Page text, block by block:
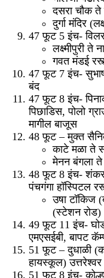
दसरा चौक ते
दुर्गा मंदिर
47 फूट 5 इंच-
लक्ष्मीपुरी ते
गवत मंडई
47 फूट 7 इंच- सुभाष
बंद
47 फूट 8 इंच-
पिछाडिस, पोलो
मागील बाजूस
48 फूट – मुक्त सैनिक
काटे मळा ते
मेनन बंगला
48 फूट 8 इंच-
पंचगंगा हॉस्पिटल
उषा टॉकिज
(स्टेशन रोड)
49 फूट 11 इंच-
एमएसईबी, बापट
51 फूट – दुधाळी
हायस्कूल)
51 फूट 8 इंच-